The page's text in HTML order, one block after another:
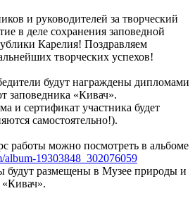
и руководителей за творческий
в деле сохранения заповедной
Карелия! Поздравляем
творческих успехов!
будут награждены дипломами
заповедника «Кивач».
и сертификат участника будет
самостоятельно!).
работы можно посмотреть в альбоме
album-19303848_302076059
будут размещены в Музее природы и
«Кивач».